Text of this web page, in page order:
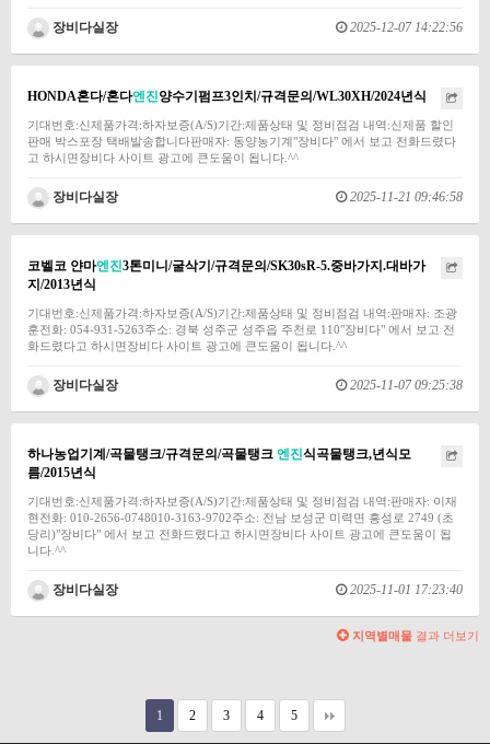
장비다실장 2025-12-07 14:22:56
HONDA혼다/혼다엔진양수기펌프3인치/규격문의/WL30XH/2024년식
기대번호:신제품가격:하자보증(A/S)기간:제품상태 및 정비점검 내역:신제품 할인
판매 박스포장 택배발송합니다판매자: 동양농기계"장비다" 에서 보고 전화드렸다
고 하시면장비다 사이트 광고에 큰도움이 됩니다.^^
장비다실장 2025-11-21 09:46:58
코벨코 얀마엔진3톤미니/굴삭기/규격문의/SK30sR-5.중바가지.대바가
지/2013년식
기대번호:신제품가격:하자보증(A/S)기간:제품상태 및 정비점검 내역:판매자: 조광
훈전화: 054-931-5263주소: 경북 성주군 성주읍 주천로 110"장비다" 에서 보고 전
화드렸다고 하시면장비다 사이트 광고에 큰도움이 됩니다.^^
장비다실장 2025-11-07 09:25:38
하나농업기계/곡물탱크/규격문의/곡물탱크 엔진식곡물탱크,년식모
름/2015년식
기대번호:신제품가격:하자보증(A/S)기간:제품상태 및 정비점검 내역:판매자: 이재
현전화: 010-2656-0748010-3163-9702주소: 전남 보성군 미력면 흥성로 2749 (초
당리)"장비다" 에서 보고 전화드렸다고 하시면장비다 사이트 광고에 큰도움이 됩
니다.^^
장비다실장 2025-11-01 17:23:40
지역별매물 결과 더보기
1 2 3 4 5